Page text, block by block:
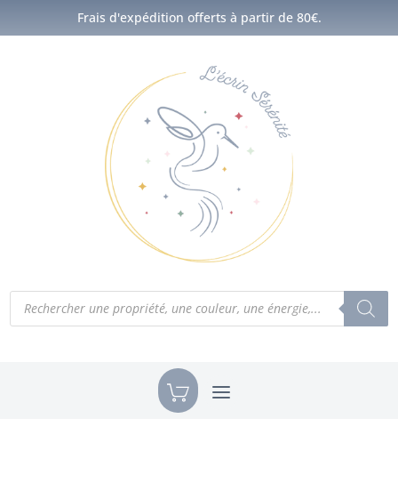
Frais d'expédition offerts à partir de 80€.
Recherche